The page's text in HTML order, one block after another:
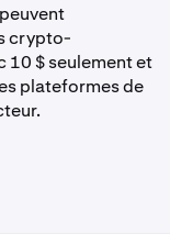
crypto-
10 $ seulement et
plateformes de